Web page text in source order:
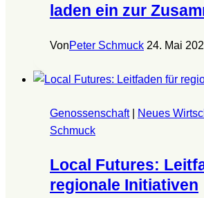
laden ein zur
VonPeter Schmuck 24. Mai
Genossenschaft| Neues
Schmuck
Local Futures:
regionale Initiativen